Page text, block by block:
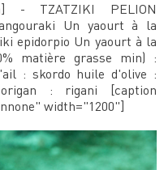
- TZATZIKI PELION
Un yaourt à la
epidorpio Un yaourt à la
matière grasse min) :
: skordo huile d'olive :
: rigani [caption
width="1200"]